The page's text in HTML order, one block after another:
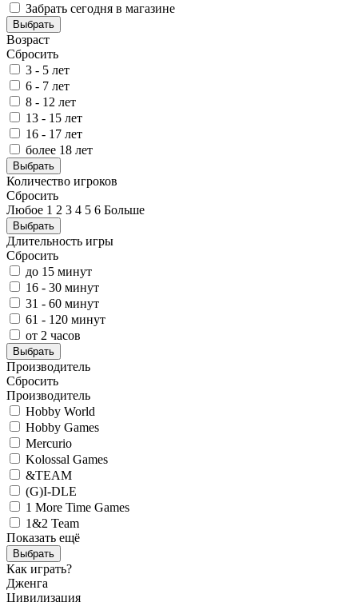
Забрать сегодня в магазине
Выбрать
Возраст
Сбросить
3 - 5 лет
6 - 7 лет
8 - 12 лет
13 - 15 лет
16 - 17 лет
более 18 лет
Выбрать
Количество игроков
Сбросить
Любое 1 2 3 4 5 6 Больше
Выбрать
Длительность игры
Сбросить
до 15 минут
16 - 30 минут
31 - 60 минут
61 - 120 минут
от 2 часов
Выбрать
Производитель
Сбросить
Производитель
Hobby World
Hobby Games
Mercurio
Kolossal Games
&TEAM
(G)I-DLE
1 More Time Games
1&2 Team
Показать ещё
Выбрать
Как играть?
Дженга
Цивилизация